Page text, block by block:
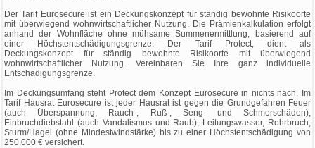
Der Tarif Eurosecure ist ein Deckungskonzept für ständig bewohnte Risikoorte
mit überwiegend wohnwirtschaftlicher Nutzung. Die Prämienkalkulation erfolgt
anhand der Wohnfläche ohne mühsame Summenermittlung, basierend auf
einer Höchstentschädigungsgrenze. Der Tarif Protect, dient als
Deckungskonzept für ständig bewohnte Risikoorte mit überwiegend
wohnwirtschaftlicher Nutzung. Vereinbaren Sie Ihre ganz individuelle
Entschädigungsgrenze.
Im Deckungsumfang steht Protect dem Konzept Eurosecure in nichts nach. Im
Tarif Hausrat Eurosecure ist jeder Hausrat ist gegen die Grundgefahren Feuer
(auch Überspannung, Rauch-, Ruß-, Seng- und Schmorschäden),
Einbruchdiebstahl (auch Vandalismus und Raub), Leitungswasser, Rohrbruch,
Sturm/Hagel (ohne Mindestwindstärke) bis zu einer Höchstentschädigung von
250.000 € versichert.